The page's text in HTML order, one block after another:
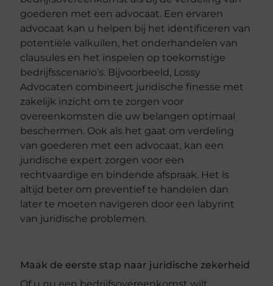
goederen met een advocaat. Een ervaren
advocaat kan u helpen bij het identificeren van
potentiële valkuilen, het onderhandelen van
clausules en het inspelen op toekomstige
bedrijfsscenario’s. Bijvoorbeeld, Lossy
Advocaten combineert juridische finesse met
zakelijk inzicht om te zorgen voor
overeenkomsten die uw belangen optimaal
beschermen. Ook als het gaat om verdeling
van goederen met een advocaat, kan een
juridische expert zorgen voor een
rechtvaardige en bindende afspraak. Het is
altijd beter om preventief te handelen dan
later te moeten navigeren door een labyrint
van juridische problemen.
Maak de eerste stap naar juridische zekerheid